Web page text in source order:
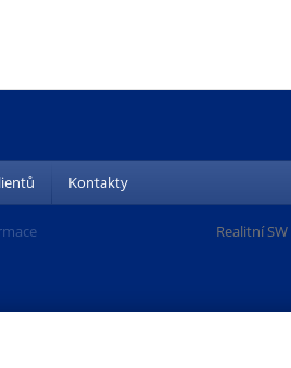
Kontakty
Realitní SW